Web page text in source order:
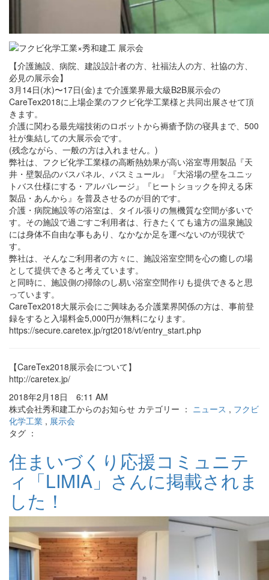
【介護施設、病院、建設設計者の方、社福法人の方、社協の方、
必見の展示会】
3月14日(水)〜17日(金)まで介護業界最大級B2B展示会の
CareTex2018に上場企業のフクビ化学工業様と共同出展させて頂
きます。
介護に関わる最先端技術のロボットから褥瘡予防の寝具まで、500
社が集結しての大展示会です。
(残念ながら、一般の方は入れません。)
弊社は、フクビ化学工業様の高断熱効果が高い浴室専用製品『天
井・壁製品のバスパネル、バスミュール』『大浴場の壁をユニッ
トバス仕様にする・アルパレージ』『ヒートショックを抑える床
製品・あんから』を普及させるのが目的です。
介護・病院施設等の浴室は、タイル張りの無機質な空間が多いで
す。その施設で過ごすご利用者は、行きたくても遠方の温泉施設
には身体不自由な事もあり、なかなか足を運べないのが現状で
す。
弊社は、そんなご利用者の方々に、施設浴室空間を心の癒しの場
として提供できると考えています。
と同時に、施設側の掃除のし易い浴室空間作りも提供できると思
っています。
CareTex2018大展示会にご興味ある介護業界関係の方は、事前登
録をすると入場料金5,000円が無料になります。
https://secure.caretex.jp/rgt2018/vt/entry_start.php
【CareTex2018展示会について】
http://caretex.jp/
2018年2月18日 6:11 AM
株式会社秀和建工からのお知らせ カテゴリー ： ニュース , フクビ
化学工業 , 展示会
タグ ：
住まいづくり応援コミュニテ
ィ「LIMIA」さんに掲載されま
した！